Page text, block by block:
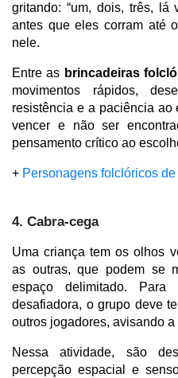
gritando: “um, dois, três, lá
antes que eles corram até
nele.
Entre as brincadeiras
movimentos rápidos,
resistência e a paciência ao
vencer e não ser
pensamento crítico ao
+ Personagens folclóricos
4. Cabra-cega
Uma criança tem os olhos
as outras, que podem se
espaço delimitado.
desafiadora, o grupo deve
outros jogadores, avisando
Nessa atividade, são
percepção espacial e